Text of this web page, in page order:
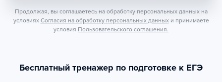
Продолжая, вы соглашаетесь на обработку персональных данных на
условиях Согласия на обработку персональных данных и принимаете
условия Пользовательского соглашения.
Бесплатный тренажер по подготовке к ЕГЭ